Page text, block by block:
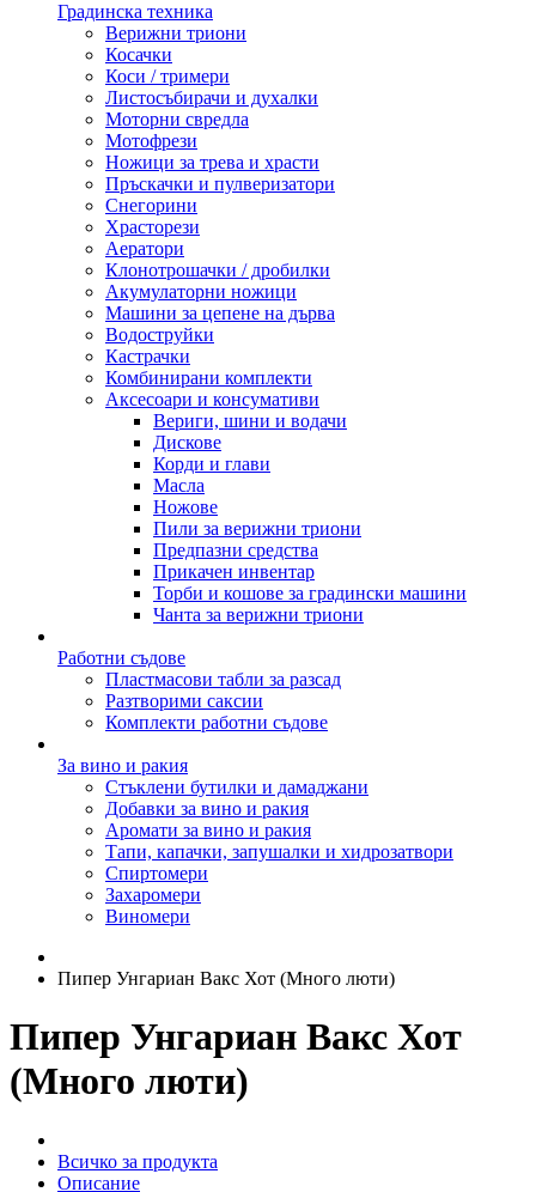
Градинска техника
Верижни триони
Косачки
Коси / тримери
Листосъбирачи и духалки
Моторни свредла
Мотофрези
Ножици за трева и храсти
Пръскачки и пулверизатори
Снегорини
Храсторези
Аератори
Клонотрошачки / дробилки
Акумулаторни ножици
Машини за цепене на дърва
Водоструйки
Кастрачки
Комбинирани комплекти
Аксесоари и консумативи
Вериги, шини и водачи
Дискове
Корди и глави
Масла
Ножове
Пили за верижни триони
Предпазни средства
Прикачен инвентар
Торби и кошове за градински машини
Чанта за верижни триони
Работни съдове
Пластмасови табли за разсад
Разтворими саксии
Комплекти работни съдове
За вино и ракия
Стъклени бутилки и дамаджани
Добавки за вино и ракия
Аромати за вино и ракия
Тапи, капачки, запушалки и хидрозатвори
Спиртомери
Захаромери
Виномери
Пипер Унгариан Вакс Хот (Много люти)
Пипер Унгариан Вакс Хот
(Много люти)
Всичко за продукта
Описание